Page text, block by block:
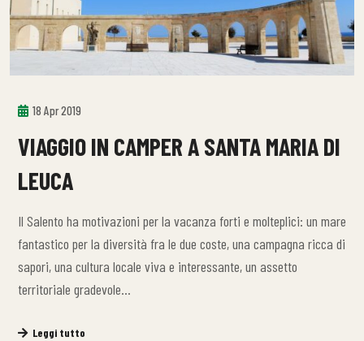
18 Apr 2019
VIAGGIO IN CAMPER A SANTA MARIA DI
LEUCA
Il Salento ha motivazioni per la vacanza forti e molteplici: un mare
fantastico per la diversità fra le due coste, una campagna ricca di
sapori, una cultura locale viva e interessante, un assetto
territoriale gradevole…
Leggi tutto